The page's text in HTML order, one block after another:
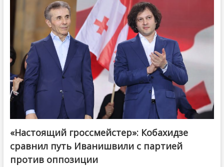
@ქართული ოცნება / Georgian Dream
«Настоящий гроссмейстер»: Кобахидзе
сравнил путь Иванишвили с партией
против оппозиции